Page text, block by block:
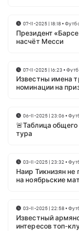
07-11-2025 | 18:18•
Президент
насчёт Месси
07-11-2025 | 16:23 •
Известны имена
номинации на
06-11-2025 | 23:06•
🚨Таблица
тура
03-11-2025 | 23:32 •
Наир Тикнизян
на ноябрьские
03-11-2025 | 22:58•
Известный
интересов топ-